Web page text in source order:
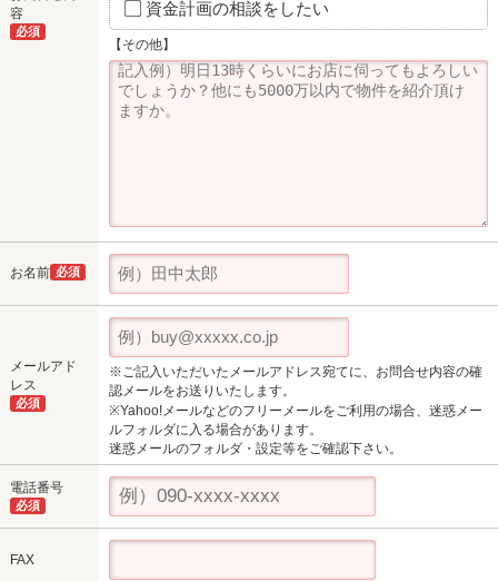
容
必須
資金計画の相談をしたい
【その他】
お名前 必須
メールアド
レス
必須
※ご記入いただいたメールアドレス宛てに、お問合せ内容の確
認メールをお送りいたします。
※Yahoo!メールなどのフリーメールをご利用の場合、迷惑メー
ルフォルダに入る場合があります。
迷惑メールのフォルダ・設定等をご確認下さい。
電話番号
必須
FAX